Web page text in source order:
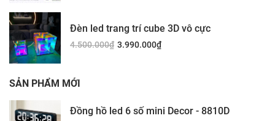
Đèn led trang trí cube 3D vô cực
4.500.000₫ 3.990.000₫
SẢN PHẨM MỚI
Đồng hồ led 6 số mini Decor - 8810D